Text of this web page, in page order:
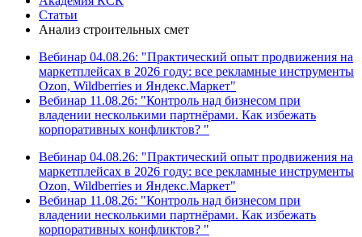
Статьи
Анализ строительных смет
Вебинар 04.08.26: "Практический опыт продвижения на
маркетплейсах в 2026 году: все рекламные инструменты
Ozon, Wildberries и Яндекс.Маркет"
Вебинар 11.08.26: "Контроль над бизнесом при
владении несколькими партнёрами. Как избежать
корпоративных конфликтов? "
Вебинар 04.08.26: "Практический опыт продвижения на
маркетплейсах в 2026 году: все рекламные инструменты
Ozon, Wildberries и Яндекс.Маркет"
Вебинар 11.08.26: "Контроль над бизнесом при
владении несколькими партнёрами. Как избежать
корпоративных конфликтов? "